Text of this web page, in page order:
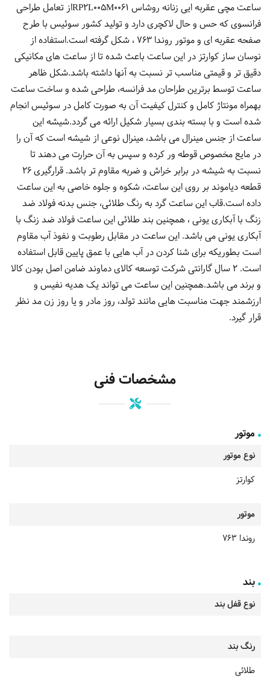
ساعت مچی عقربه ایی زنانه روشاس RP2L005M0061از تعامل طراحی
فرانسوی که حس و حال لاکچری دارد و تولید کشور سوئیس با طرح
صفحه عقربه ای و موتور روندا 763 ، شکل گرفته است.استفاده از
نوسان ساز کوارتز در این ساعت باعث شده تا از ساعت های مکانیکی
دقیق تر و قیمتی مناسب تر نسبت به آنها داشته باشد.شکل ظاهر
ساعت توسط برترین طراحان مد فرانسه، طراحی شده و ساخت ساعت
بهمراه مونتاژ کامل و کنترل کیفیت آن به صورت کامل در سوئیس انجام
شده است و با بسته بندی بسیار شکیل ارائه می گردد.شیشه این
ساعت از جنس مینرال می باشد، مینرال نوعی از شیشه است که آن را
در مایع مخصوص قوطه ور کرده و سپس به آن حرارت می دهند تا
نسبت به شیشه در برابر خراش و ضربه مقاوم تر باشد. قرارگیری 26
قطعه دیاموند بر روی این ساعت، شکوه و جلوه خاصی به این ساعت
داده است.قاب این ساعت گرد به رنگ طلائی، جنس بدنه فولاد ضد
زنگ با آبکاری یونی ، همچنین بند طلائی این ساعت فولاد ضد زنگ با
آبکاری یونی می باشد. این ساعت در مقابل رطوبت و نفوذ آب مقاوم
است بطوریکه برای شنا کردن در آب هایی با عمق پایین قابل استفاده
است. 2 سال گارانتی شرکت توسعه کالای دماوند ضامن اصل بودن کالا
و برند می باشد.همچنین این ساعت می تواند یک هدیه نفیس و
ارزشمند جهت مناسبت هایی مانند تولد، روز مادر و یا روز زن مد نظر
قرار گیرد.
مشخصات فنی
موتور
نوع موتور
کوارتز
موتور
روندا 763
بند
نوع قفل بند
رنگ بند
طلائی